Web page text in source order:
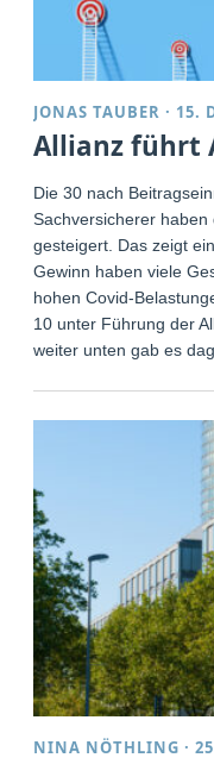
JONAS TAUBER · 15.
Allianz führt
Die 30 nach
Sachversicherer
gesteigert. Das zeigt
Gewinn haben viele
hohen Covid-
10 unter Führung der
weiter unten gab es
NINA NÖTHLING ·